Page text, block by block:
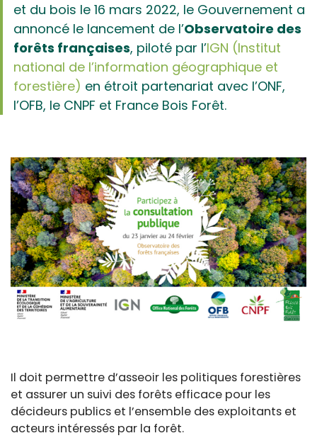
et du bois le 16 mars 2022, le Gouvernement a
annoncé le lancement de l’Observatoire des
forêts françaises, piloté par l’IGN (Institut
national de l’information géographique et
forestière) en étroit partenariat avec l’ONF,
l’OFB, le CNPF et France Bois Forêt.
Il doit permettre d’asseoir les politiques forestières
et assurer un suivi des forêts efficace pour les
décideurs publics et l’ensemble des exploitants et
acteurs intéressés par la forêt.